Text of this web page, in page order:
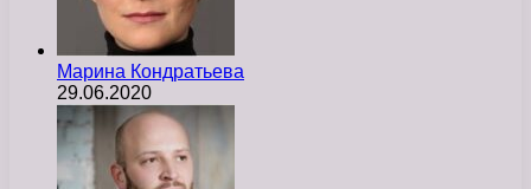
Марина Кондратьева
29.06.2020